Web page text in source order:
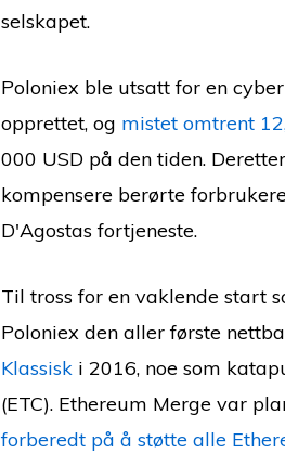
selskapet.
Poloniex ble utsatt for en
opprettet, og mistet omtrent
000 USD på den tiden.
kompensere berørte
D'Agostas fortjeneste.
Til tross for en vaklende start
Poloniex den aller første
Klassisk i 2016, noe som
(ETC). Ethereum Merge var
forberedt på å støtte alle